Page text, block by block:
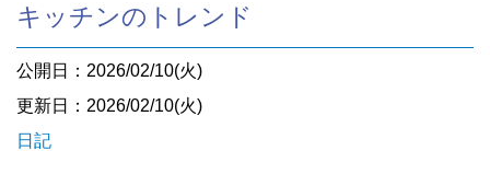
キッチンのトレンド
公開日：2026/02/10(火)
更新日：2026/02/10(火)
日記